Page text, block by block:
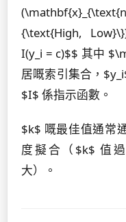
{\text{High,
I(y_i = c)$$ 其中
居嘅索引集合，
$I$ 係指示函數。
$k$ 嘅最佳值通常
度擬合（$k$ 值
大）。